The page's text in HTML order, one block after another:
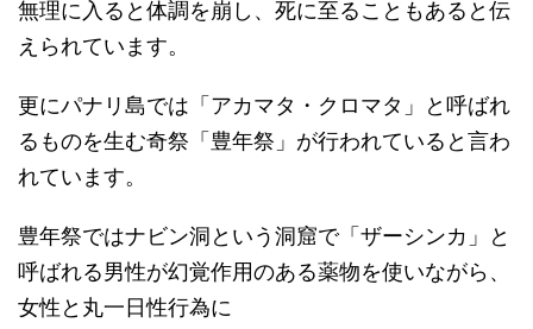
無理に入ると体調を崩し、死に至ることもあると伝
えられています。
更にパナリ島では「アカマタ・クロマタ」と呼ばれ
るものを生む奇祭「豊年祭」が行われていると言わ
れています。
豊年祭ではナビン洞という洞窟で「ザーシンカ」と
呼ばれる男性が幻覚作用のある薬物を使いながら、
女性と丸一日性行為に